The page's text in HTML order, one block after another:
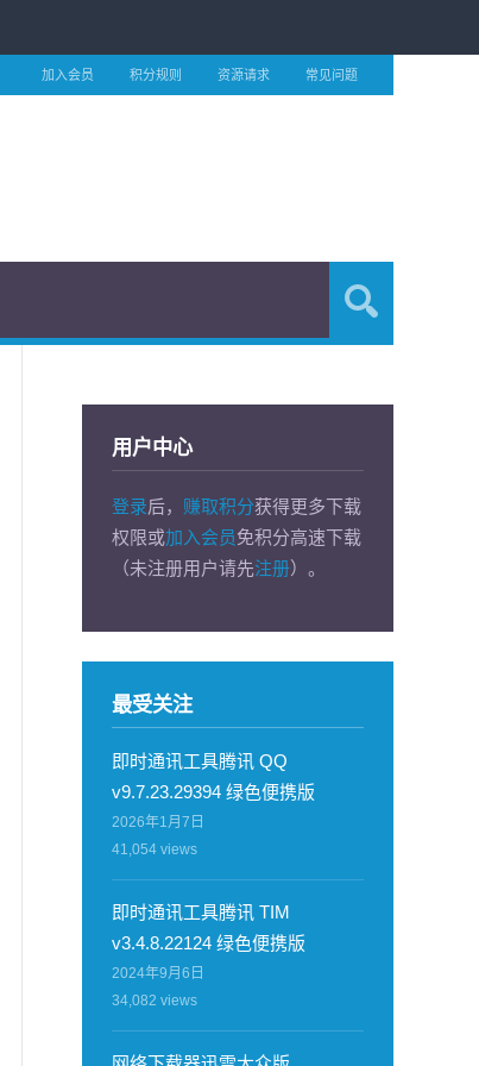
加入会员 积分规则 资源请求 常见问题
用户中心
登录后， 赚取积分获得更多下载
权限或加入会员免积分高速下载
（未注册用户请先注册）。
最受关注
即时通讯工具腾讯 QQ
v9.7.23.29394 绿色便携版
2026年1月7日
41,054 views
即时通讯工具腾讯 TIM
v3.4.8.22124 绿色便携版
2024年9月6日
34,082 views